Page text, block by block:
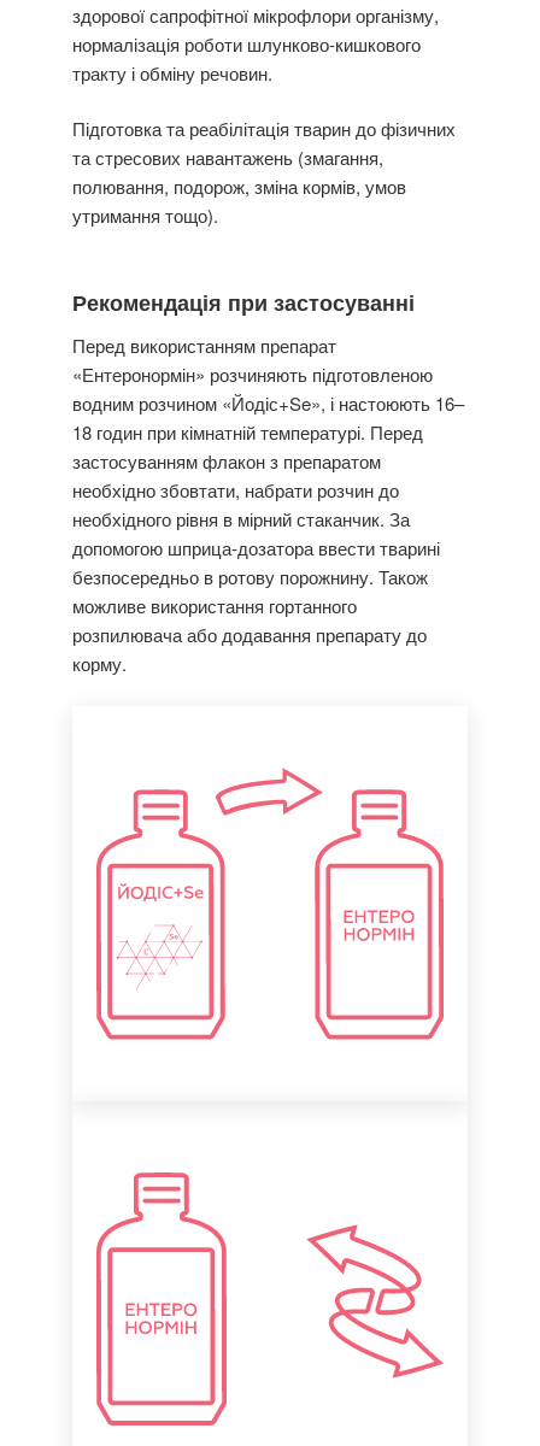
здорової сапрофітної мікрофлори організму,
нормалізація роботи шлунково-кишкового
тракту і обміну речовин.
Підготовка та реабілітація тварин до фізичних
та стресових навантажень (змагання,
полювання, подорож, зміна кормів, умов
утримання тощо).
Рекомендація при застосуванні
Перед використанням препарат
«Ентеронормін» розчиняють підготовленою
водним розчином «Йодіс+Se», і настоюють 16–
18 годин при кімнатній температурі. Перед
застосуванням флакон з препаратом
необхідно збовтати, набрати розчин до
необхідного рівня в мірний стаканчик. За
допомогою шприца-дозатора ввести тварині
безпосередньо в ротову порожнину. Також
можливе використання гортанного
розпилювача або додавання препарату до
корму.